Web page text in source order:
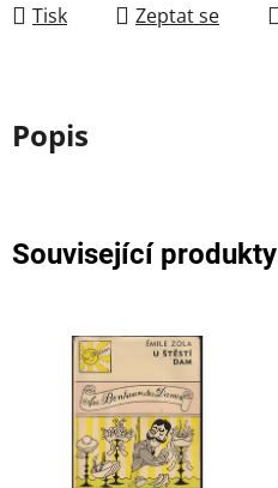
Tisk Zeptat se
Popis
Související produkty